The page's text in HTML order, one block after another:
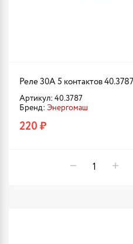
Реле 30А 5 контактов
Артикул: 40.3787
Бренд: Энергомаш
220 ₽